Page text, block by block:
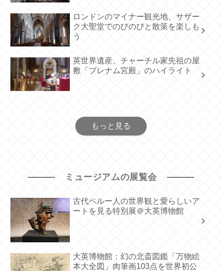
ロンドンのマイナー観光地、サザー
ク大聖堂でのびのびと散策を楽しも
う
英世界遺産、チャーチル家先祖の屋
敷「ブレナム宮殿」のハイライト
もっと見る
ミュージアムの展覧会
古代ペルー人の世界観と愛らしいア
ートを見る特別展＠大英博物館
大英博物館：幻の北斎図鑑「万物絵
本大全図」肉筆画103点を世界初公